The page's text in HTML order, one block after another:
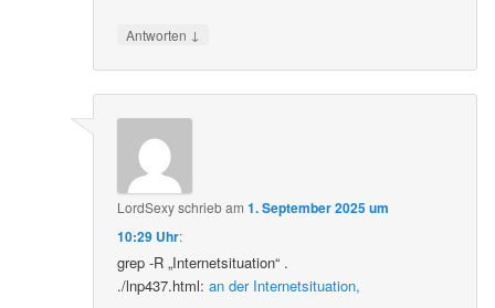
Antworten ↓
LordSexyschriebam1. September 2025 um
10:29 Uhr:
grep -R „Internetsituation“ .
./lnp437.html:an der Internetsituation,